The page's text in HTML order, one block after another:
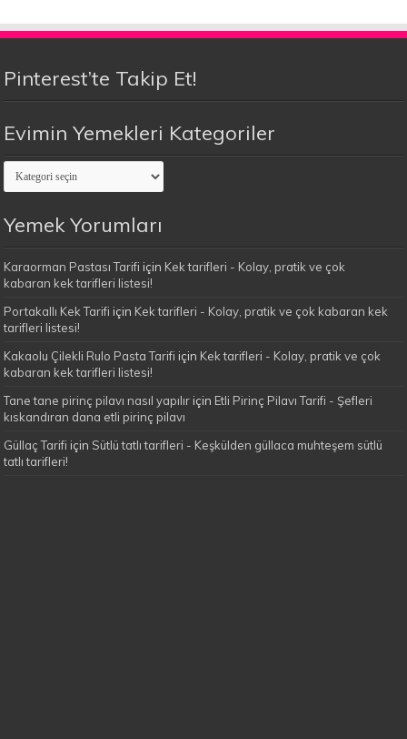
Pinterest’te Takip Et!
Evimin Yemekleri Kategoriler
Evimin
Yemekleri
Kategoriler
Yemek Yorumları
Karaorman Pastası Tarifi için Kek tarifleri - Kolay, pratik ve çok
kabaran kek tarifleri listesi!
Portakallı Kek Tarifi için Kek tarifleri - Kolay, pratik ve çok kabaran kek
tarifleri listesi!
Kakaolu Çilekli Rulo Pasta Tarifi için Kek tarifleri - Kolay, pratik ve çok
kabaran kek tarifleri listesi!
Tane tane pirinç pilavı nasıl yapılır için Etli Pirinç Pilavı Tarifi - Şefleri
kıskandıran dana etli pirinç pilavı
Güllaç Tarifi için Sütlü tatlı tarifleri - Keşkülden güllaca muhteşem sütlü
tatlı tarifleri!